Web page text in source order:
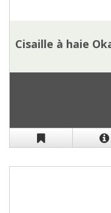
Cisaille à haie